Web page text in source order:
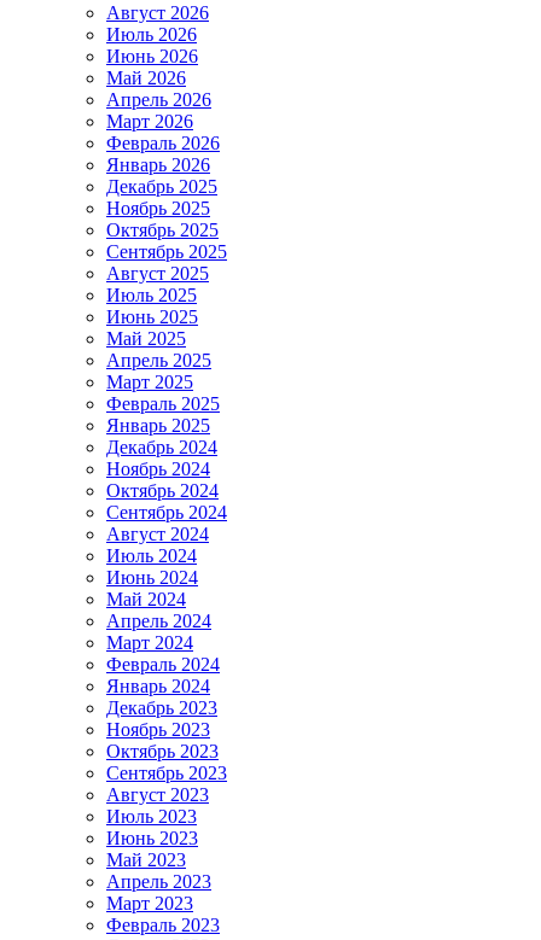
Август 2026
Июль 2026
Июнь 2026
Май 2026
Апрель 2026
Март 2026
Февраль 2026
Январь 2026
Декабрь 2025
Ноябрь 2025
Октябрь 2025
Сентябрь 2025
Август 2025
Июль 2025
Июнь 2025
Май 2025
Апрель 2025
Март 2025
Февраль 2025
Январь 2025
Декабрь 2024
Ноябрь 2024
Октябрь 2024
Сентябрь 2024
Август 2024
Июль 2024
Июнь 2024
Май 2024
Апрель 2024
Март 2024
Февраль 2024
Январь 2024
Декабрь 2023
Ноябрь 2023
Октябрь 2023
Сентябрь 2023
Август 2023
Июль 2023
Июнь 2023
Май 2023
Апрель 2023
Март 2023
Февраль 2023